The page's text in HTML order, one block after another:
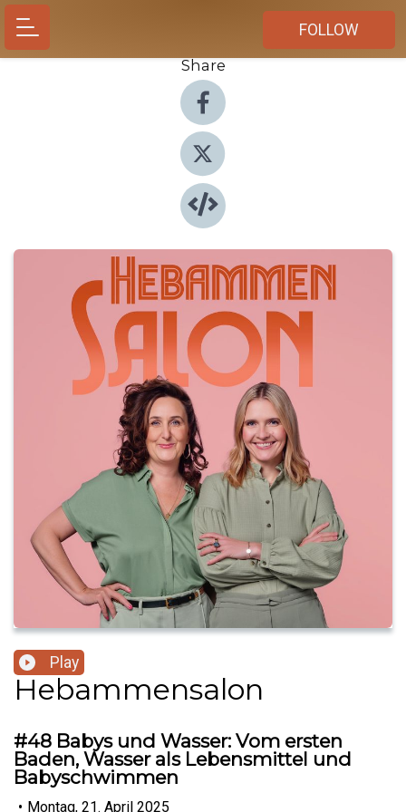
FOLLOW
Share
Play
Hebammensalon
#48 Babys und Wasser: Vom ersten
Baden, Wasser als Lebensmittel und
Babyschwimmen
• Montag, 21. April 2025